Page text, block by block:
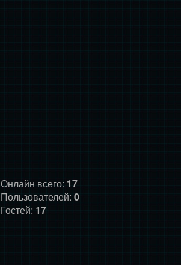
Онлайн всего: 17
Пользователей: 0
Гостей: 17